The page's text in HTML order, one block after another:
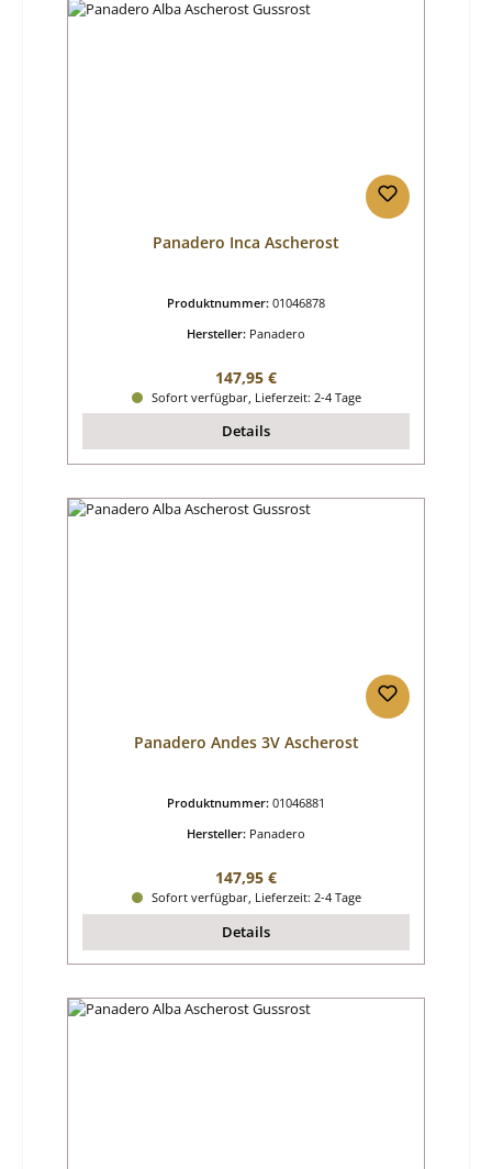
Panadero Inca Ascherost
Produktnummer: 01046878
Hersteller: Panadero
Regulärer Preis:
147,95 €
Sofort verfügbar, Lieferzeit: 2-4 Tage
Details
Panadero Andes 3V Ascherost
Produktnummer: 01046881
Hersteller: Panadero
Regulärer Preis:
147,95 €
Sofort verfügbar, Lieferzeit: 2-4 Tage
Details